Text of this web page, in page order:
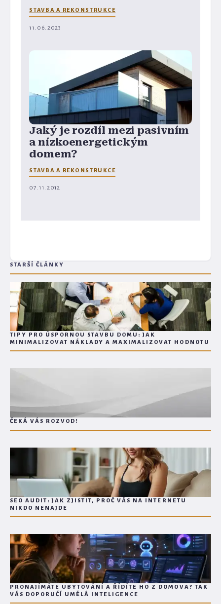
STAVBA A REKONSTRUKCE
11. 06. 2023
Jaký je rozdíl mezi pasivním
a nízkoenergetickým
domem?
STAVBA A REKONSTRUKCE
07. 11. 2012
STARŠÍ ČLÁNKY
TIPY PRO ÚSPORNOU STAVBU DOMU: JAK
MINIMALIZOVAT NÁKLADY A MAXIMALIZOVAT HODNOTU
ČEKÁ VÁS ROZVOD!
SEO AUDIT: JAK ZJISTIT, PROČ VÁS NA INTERNETU
NIKDO NENAJDE
PRONAJÍMÁTE UBYTOVÁNÍ A ŘÍDÍTE HO Z DOMOVA? TAK
VÁS DOPORUČÍ UMĚLÁ INTELIGENCE